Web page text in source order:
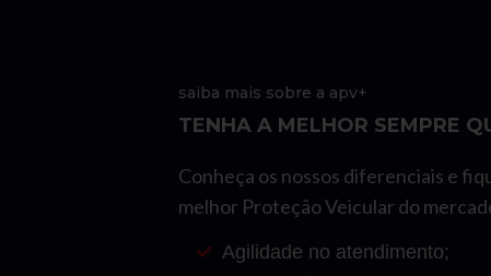
saiba mais sobre a apv+
TENHA A MELHOR SEMPRE
Conheça os nossos diferenciais e
melhor Proteção Veicular do
Agilidade no atendimento;